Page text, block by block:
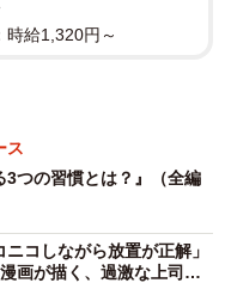
、今日やることを決め
習慣を取り入れてい
進まず悩んでいる様
時給1,320円～
ス
3つの習慣とは？』（全編
コしながら放置が正解」
画が描く、過激な上司